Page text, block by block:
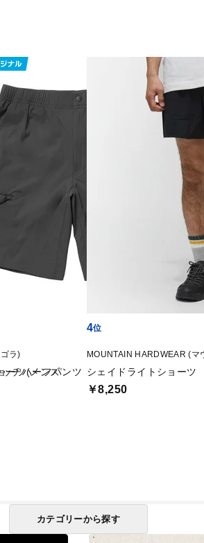
ーツ(メンズ
ラ)
チハーフパンツ
4
MOUNTAIN HARDWEAR (マ
シェイドライトショーツ
￥8,250
カテゴリーから探す